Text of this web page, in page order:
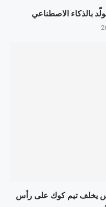
يخلف تيم كوك على رأس